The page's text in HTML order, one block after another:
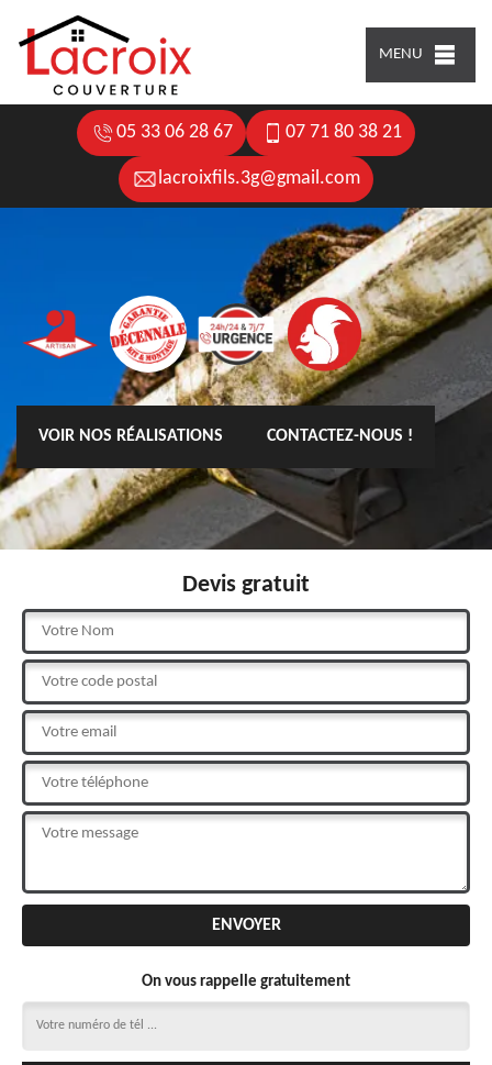
MENU
05 33 06 28 67 07 71 80 38 21
lacroixfils.3g@gmail.com
VOIR NOS RÉALISATIONS CONTACTEZ-NOUS !
Devis gratuit
On vous rappelle gratuitement